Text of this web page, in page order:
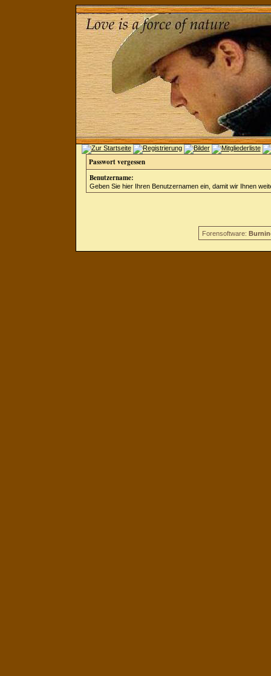
Passwort vergessen
Benutzername:
Geben Sie hier Ihren Benutzernamen ein, damit wir Ihnen
Forensoftware: